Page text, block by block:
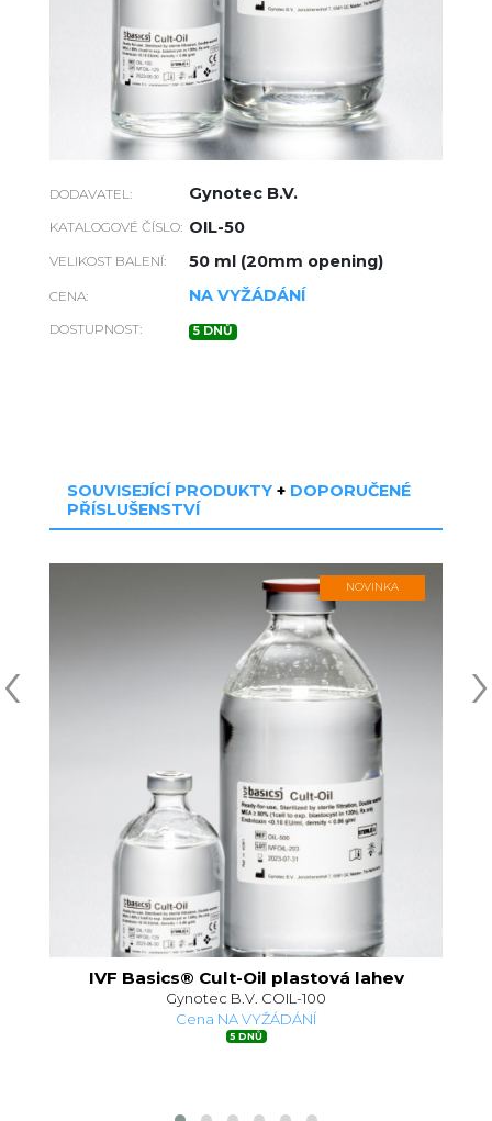
DODAVATEL: Gynotec B.V.
KATALOGOVÉ ČÍSLO: OIL-50
VELIKOST BALENÍ: 50 ml (20mm opening)
CENA: NA VYŽÁDÁNÍ
DOSTUPNOST: 5 DNŮ
SOUVISEJÍCÍ PRODUKTY +DOPORUČENÉ
PŘÍSLUŠENSTVÍ
IVF Basics® Cult-Oil plastová lahev
Gynotec B.V. COIL-100
Cena NA VYŽÁDÁNÍ
5 DNŮ
NOVINKA
‹ ›